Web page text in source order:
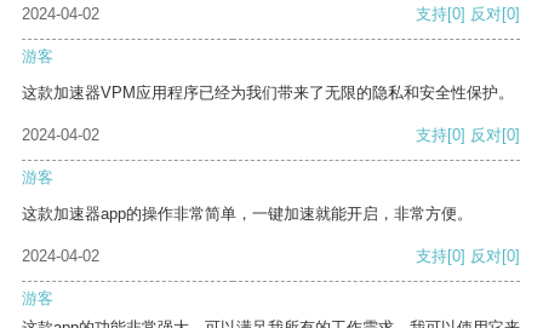
2024-04-02 支持[0] 反对[0]
游客
这款加速器VPM应用程序已经为我们带来了无限的隐私和安全性保护。
2024-04-02 支持[0] 反对[0]
游客
这款加速器app的操作非常简单，一键加速就能开启，非常方便。
2024-04-02 支持[0] 反对[0]
游客